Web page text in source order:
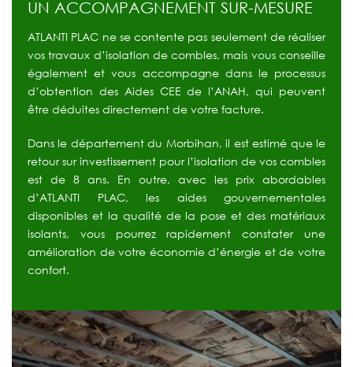
UN ACCOMPAGNEMENT SUR-MESURE
ATLANTI PLAC ne se contente pas seulement de réaliser
vos travaux d’isolation de combles, mais vous conseille
également et vous accompagne dans le processus
d’obtention des Aides CEE de l’ANAH, qui peuvent
être déduites directement de votre facture.
Dans le département du Morbihan, il est estimé que le
retour sur investissement pour l’isolation de vos combles
est de 8 ans. En outre, avec les prix abordables
d’ATLANTI PLAC, les aides gouvernementales
disponibles et la qualité de la pose et des matériaux
isolants, vous pourrez rapidement constater une
amélioration de votre économie d’énergie et de votre
confort.